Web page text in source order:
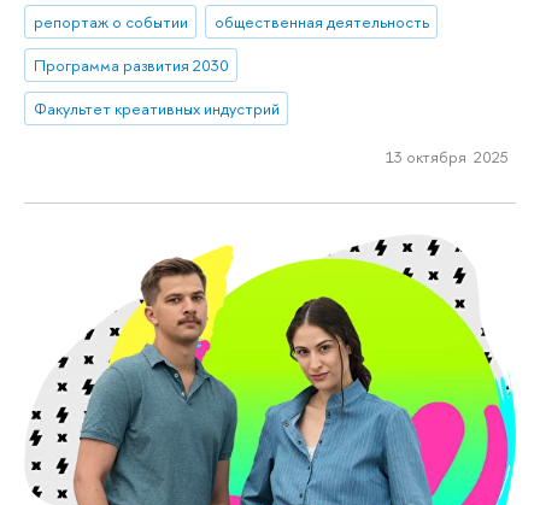
репортаж о событии
общественная деятельность
Программа развития 2030
Факультет креативных индустрий
13 октября 2025